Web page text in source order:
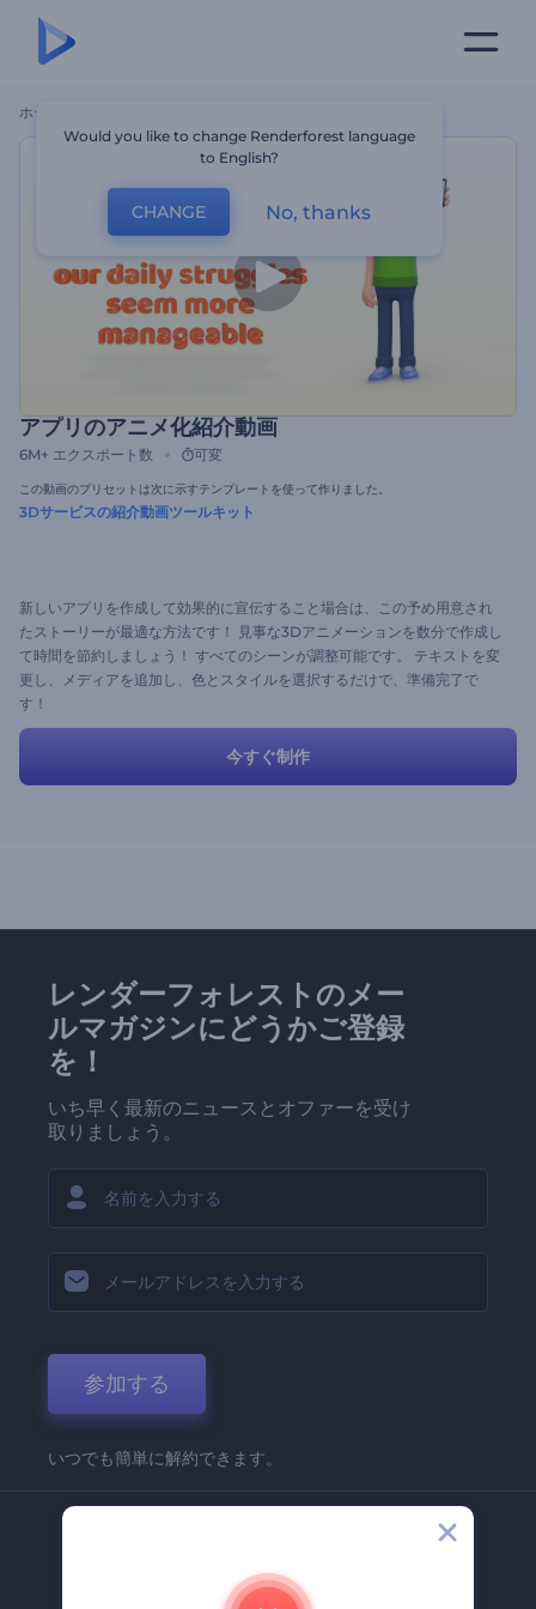
ホーム
アプリのアニメ化紹介動画
6M+ エクスポート数 可変
この動画のプリセットは次に示すテンプレートを使って作りました。
3Dサービスの紹介動画ツールキット
新しいアプリを作成して効果的に宣伝すること場合は、この予め用意され
たストーリーが最適な方法です！ 見事な3Dアニメーションを数分で作成し
て時間を節約しましょう！ すべてのシーンが調整可能です。 テキストを変
更し、メディアを追加し、色とスタイルを選択するだけで、準備完了で
す！
今すぐ制作
レンダーフォレストのメー
ルマガジンにどうかご登録
を！
いち早く最新のニュースとオファーを受け
取りましょう。
参加する
いつでも簡単に解約できます。
Renderforest 企業情報
Would you like to change Renderforest language
to English?
CHANGE No, thanks